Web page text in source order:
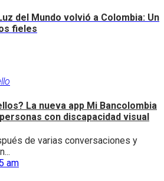
del Mundo volvió a Colombia: Un
fieles
La nueva app Mi Bancolombia
con discapacidad visual
de varias conversaciones y
am